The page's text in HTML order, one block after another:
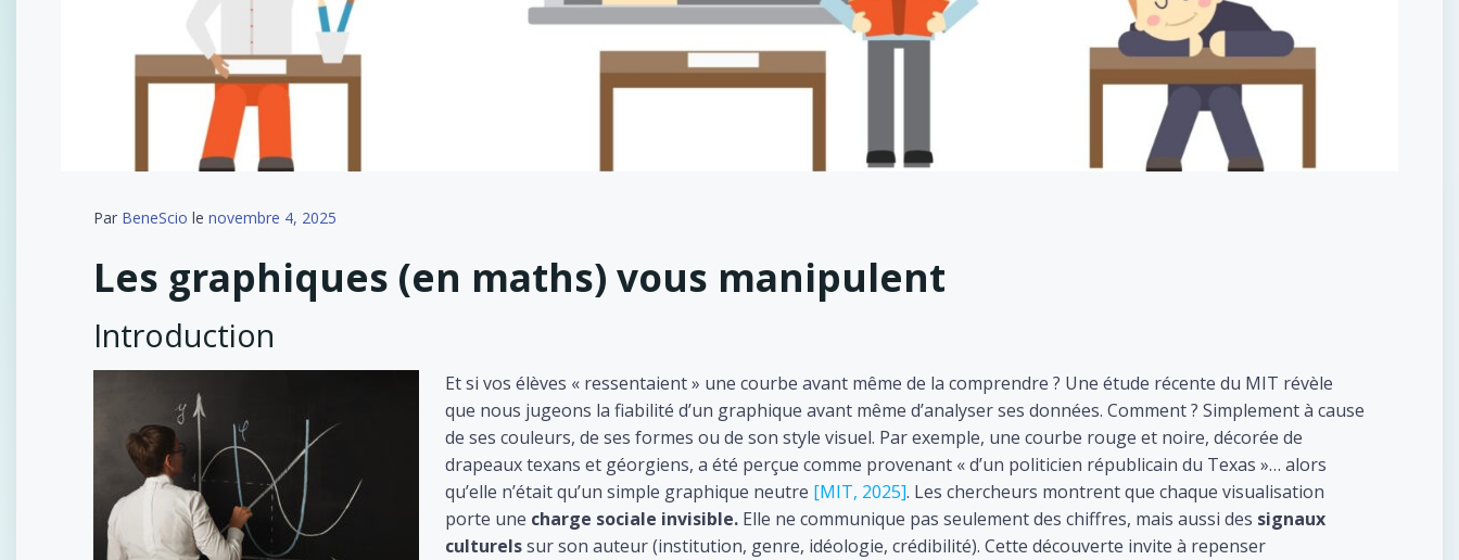
Par BeneScio le novembre 4, 2025
Les graphiques (en maths) vous manipulent
Introduction
Et si vos élèves « ressentaient » une courbe avant même de la comprendre ? Une étude récente du MIT révèle
que nous jugeons la fiabilité d’un graphique avant même d’analyser ses données. Comment ? Simplement à cause
de ses couleurs, de ses formes ou de son style visuel. Par exemple, une courbe rouge et noire, décorée de
drapeaux texans et géorgiens, a été perçue comme provenant « d’un politicien républicain du Texas »… alors
qu’elle n’était qu’un simple graphique neutre [MIT, 2025]. Les chercheurs montrent que chaque visualisation
porte une charge sociale invisible. Elle ne communique pas seulement des chiffres, mais aussi des signaux
culturelssur son auteur (institution, genre, idéologie, crédibilité). Cette découverte invite à repenser